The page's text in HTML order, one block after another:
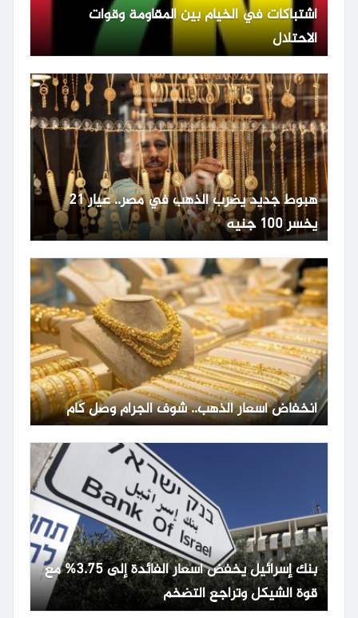
اشتباكات في الخيام بين المقاومة وقوات
الاحتلال
هبوط جديد يضرب الذهب في مصر.. عيار 21
يخسر 100 جنيه
انخفاض أسعار الذهب.. شوف الجرام وصل كام
بنك إسرائيل يخفض أسعار الفائدة إلى 3.75% مع
قوة الشيكل وتراجع التضخم